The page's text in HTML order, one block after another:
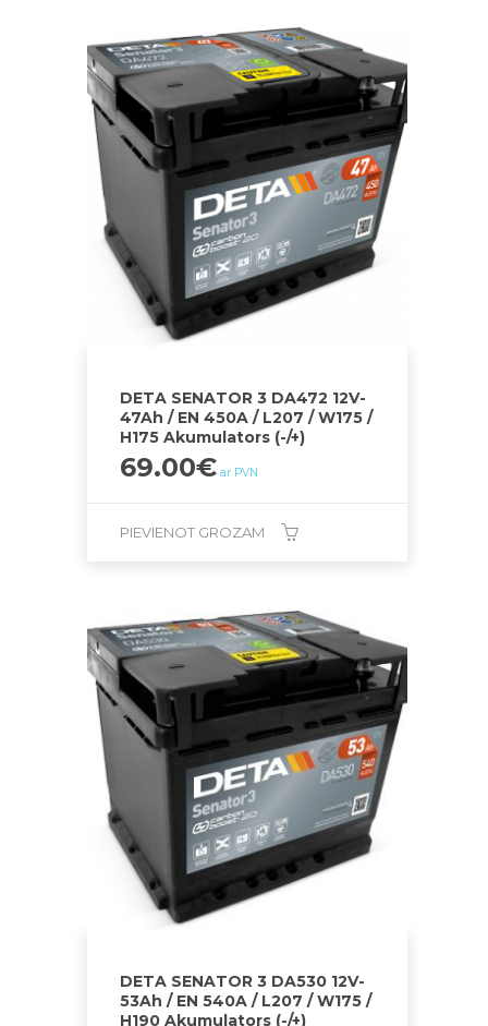
DETA SENATOR 3 DA472 12V-
47Ah / EN 450A / L207 / W175 /
H175 Akumulators (-/+)
69.00€ ar PVN
PIEVIENOT GROZAM
DETA SENATOR 3 DA530 12V-
53Ah / EN 540A / L207 / W175 /
H190 Akumulators (-/+)